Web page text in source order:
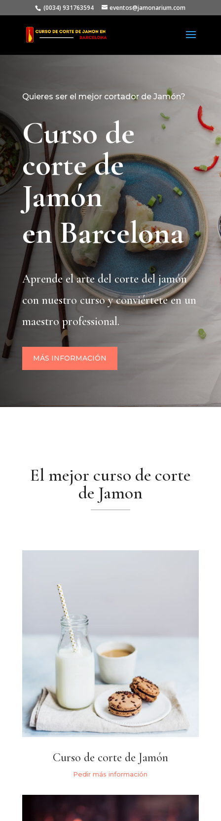
(0034) 931763594 eventos@jamonarium.com
Quieres ser el mejor cortador de Jamón?
Curso de
corte de
Jamón
en Barcelona
Aprende el arte del corte del jamón
con nuestro curso y conviértete en un
maestro professional.
MÁS INFORMACIÓN
El mejor curso de corte
de Jamon
Curso de corte de Jamón
Pedir más información